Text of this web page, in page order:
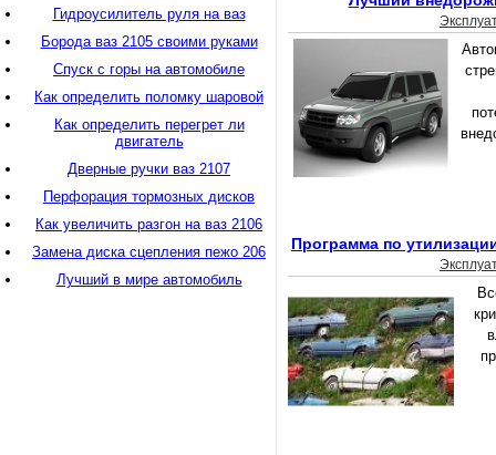
Программа по
Гидроусилитель руля на ваз
Борода ваз 2105 своими руками
Спуск с горы на автомобиле
Как определить поломку шаровой
Как определить перегрет ли
двигатель
Дверные ручки ваз 2107
Перфорация тормозных дисков
Как увеличить разгон на ваз 2106
Замена диска сцепления пежо 206
Лучший в мире автомобиль